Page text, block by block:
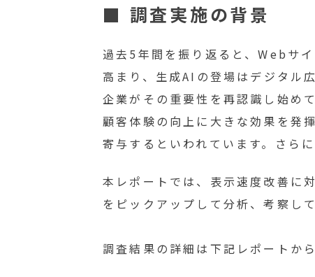
■ 調査実施の背景
過去5年間を振り返ると、Webサ
高まり、生成AIの登場はデジタル
企業がその重要性を再認識し始め
顧客体験の向上に大きな効果を発
寄与するといわれています。さら
本レポートでは、表示速度改善に
をピックアップして分析、考察して
調査結果の詳細は下記レポートか